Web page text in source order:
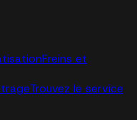
Freins et
Trouvez le service